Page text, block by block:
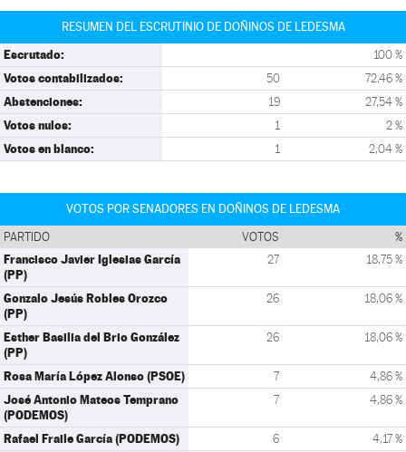
RESUMEN DEL ESCRUTINIO DE DOÑINOS DE LEDESMA
Escrutado: 100 %
Votos contabilizados: 50 72,46 %
Abstenciones: 19 27,54 %
Votos nulos: 1 2 %
Votos en blanco: 1 2,04 %
VOTOS POR SENADORES EN DOÑINOS DE LEDESMA
PARTIDO VOTOS %
Francisco Javier Iglesias García
(PP)
27 18,75 %
Gonzalo Jesús Robles Orozco
(PP)
26 18,06 %
Esther Basilia del Brio González
(PP)
26 18,06 %
Rosa María López Alonso (PSOE) 7 4,86 %
José Antonio Mateos Temprano
(PODEMOS)
7 4,86 %
Rafael Fraile García (PODEMOS) 6 4,17 %